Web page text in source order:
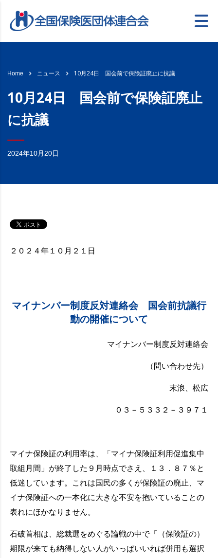
Home ニュース 10月24日 国会前で保険証廃止に抗議
10月24日 国会前で保険証廃止
に抗議
2024年10月20日
２０２４年１０月２１日
マイナンバー制度反対連絡会 国会前抗議行
動の開催について
マイナンバー制度反対連絡会
（問い合わせ先）
末浪、松広
０３－５３３２－３９７１
マイナ保険証の利用率は、「マイナ保険証利用促進集中
取組月間」が終了した９月時点でさえ、１３．８７％と
低迷しています。これは国民の多くが保険証の廃止、マ
イナ保険証への一本化に大きな不安を抱いていることの
表れにほかなりません。
石破首相は、総裁選をめぐる論戦の中で「（保険証の）
期限が来ても納得しない人がいっぱいいれば併用も選択